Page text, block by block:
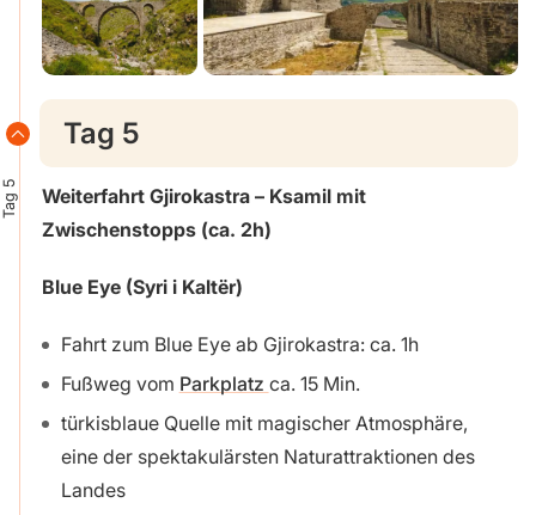
Tag 5
Tag 5
Weiterfahrt Gjirokastra – Ksamil mit
Zwischenstopps (ca. 2h)
Blue Eye (Syri i Kaltër)
Fahrt zum Blue Eye ab Gjirokastra: ca. 1h
Fußweg vom Parkplatz ca. 15 Min.
türkisblaue Quelle mit magischer Atmosphäre,
eine der spektakulärsten Naturattraktionen des
Landes